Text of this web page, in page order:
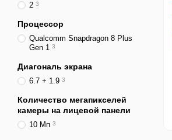
2 3
Процессор
Qualcomm Snapdragon 8 Plus
Gen 1 3
Диагональ экрана
6.7 + 1.9 3
Количество мегапикселей
камеры на лицевой панели
10 Мп 3